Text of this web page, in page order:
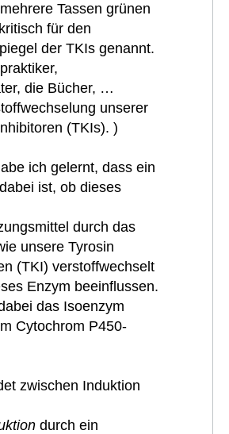
Tassen grünen
für den
der TKIs genannt.
die Bücher, …
unserer
(TKIs). )
ich gelernt, dass ein
ist, ob dieses
durch das
unsere Tyrosin
(TKI) verstoffwechselt
Enzym beeinflussen.
das Isoenzym
Cytochrom P450-
zwischen Induktion
durch ein